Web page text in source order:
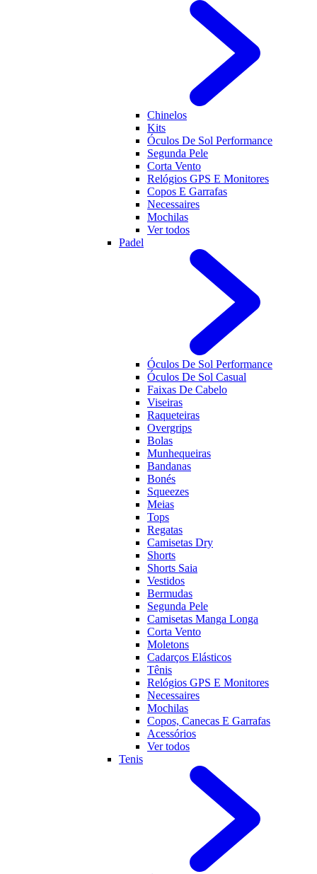
Chinelos
Kits
Óculos De Sol Performance
Segunda Pele
Corta Vento
Relógios GPS E Monitores
Copos E Garrafas
Necessaires
Mochilas
Ver todos
Padel
Óculos De Sol Performance
Óculos De Sol Casual
Faixas De Cabelo
Viseiras
Raqueteiras
Overgrips
Bolas
Munhequeiras
Bandanas
Bonés
Squeezes
Meias
Tops
Regatas
Camisetas Dry
Shorts
Shorts Saia
Vestidos
Bermudas
Segunda Pele
Camisetas Manga Longa
Corta Vento
Moletons
Cadarços Elásticos
Tênis
Relógios GPS E Monitores
Necessaires
Mochilas
Copos, Canecas E Garrafas
Acessórios
Ver todos
Tenis